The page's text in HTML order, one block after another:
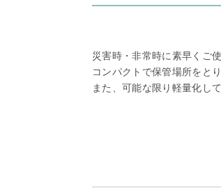
災害時・非常時に素早くご
コンパクトで保管場所をとり
また、可能な限り軽量化し